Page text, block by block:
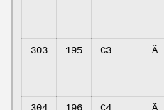
303 195 C3 Ã